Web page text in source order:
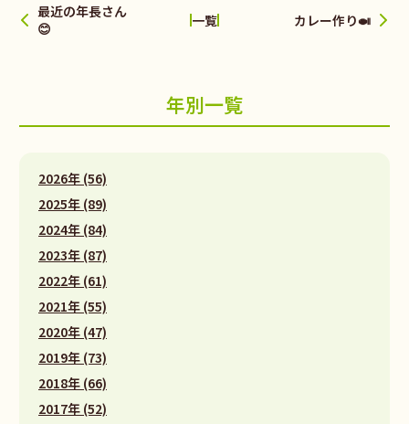
最近の年長さん
😊
一覧 カレー作り🍛
年別一覧
2026年 (56)
2025年 (89)
2024年 (84)
2023年 (87)
2022年 (61)
2021年 (55)
2020年 (47)
2019年 (73)
2018年 (66)
2017年 (52)